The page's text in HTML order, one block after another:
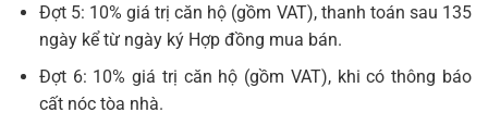
Đợt 5: 10% giá trị căn hộ (gồm VAT), thanh toán sau 135
ngày kể từ ngày ký Hợp đồng mua bán.
Đợt 6: 10% giá trị căn hộ (gồm VAT), khi có thông báo
cất nóc tòa nhà.